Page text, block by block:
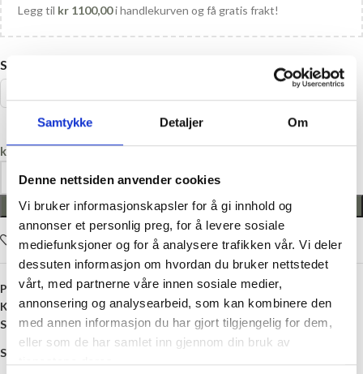
Samtykke Detaljer Om
Denne nettsiden anvender cookies
Vi bruker informasjonskapsler for å gi innhold og
annonser et personlig preg, for å levere sosiale
mediefunksjoner og for å analysere trafikken vår. Vi deler
dessuten informasjon om hvordan du bruker nettstedet
vårt, med partnerne våre innen sosiale medier,
annonsering og analysearbeid, som kan kombinere den
med annen informasjon du har gjort tilgjengelig for dem,
eller som de har samlet inn gjennom din bruk av
tjenestene deres.
Legg til kr 1100,00i handlekurven og få gratis frakt!
STØRRELSE
kr
LEGG I HANDLEKURV
Legg i ønskelisten
Produktnummer: 8406258432829
Kategori:Gensere, Cardigans og Bluser
Stikkord:Barn, Bomull,Brun,Genser, Gutt
Share: